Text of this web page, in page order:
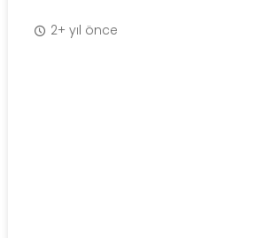
2+ yıl önce